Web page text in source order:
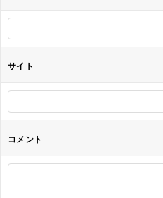
ン
サイト
コメント